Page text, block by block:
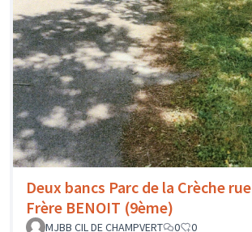
Deux bancs Parc de la Crèche rue
Frère BENOIT (9ème)
MJBB CIL DE CHAMPVERT
0 0